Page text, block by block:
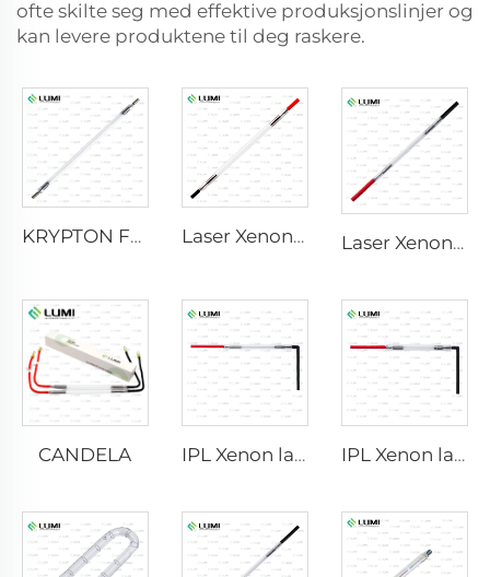
ofte skilte seg med effektive produksjonslinjer og
kan levere produktene til deg raskere.
KRYPTON FLASH Laser Xenon Lampe L2741 – 7×100×167 mm Laser Xenon Lampe L2021-7×65×130 mm
CANDELA IPL Xenon lampe P1621 – 7×50×105 mm IPL Xenon lampe P1491 – 9×45×95 mm